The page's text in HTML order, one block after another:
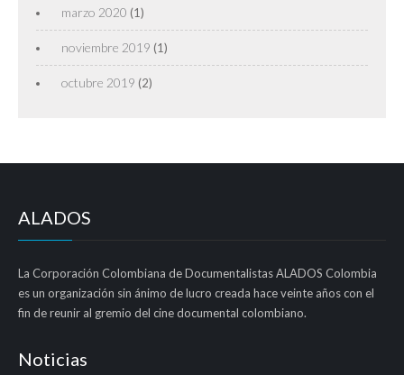
marzo 2020 (1)
noviembre 2019 (1)
octubre 2019 (2)
ALADOS
La Corporación Colombiana de Documentalistas ALADOS Colombia
es un organización sin ánimo de lucro creada hace veinte años con el
fin de reunir al gremio del cine documental colombiano.
Noticias